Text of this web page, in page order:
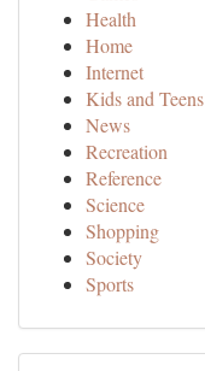
Health
Home
Internet
Kids and Teens
News
Recreation
Reference
Science
Shopping
Society
Sports